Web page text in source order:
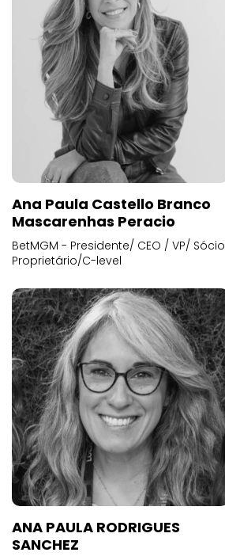
Ana Paula Castello Branco
Mascarenhas Peracio
BetMGM - Presidente/ CEO / VP/ Sócio
Proprietário/C-level
ANA PAULA RODRIGUES
SANCHEZ